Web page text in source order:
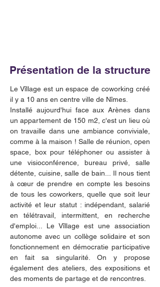
Présentation de la structure
Le Vîllage est un espace de coworking créé
il y a 10 ans en centre ville de Nîmes.
Installé aujourd'hui face aux Arènes dans
un appartement de 150 m2, c'est un lieu où
on travaille dans une ambiance conviviale,
comme à la maison ! Salle de réunion, open
space, box pour téléphoner ou assister à
une visioconférence, bureau privé, salle
détente, cuisine, salle de bain... Il nous tient
à cœur de prendre en compte les besoins
de tous les coworkers, quelle que soit leur
activité et leur statut : indépendant, salarié
en télétravail, intermittent, en recherche
d'emploi... Le Vîllage est une association
autonome avec un collège solidaire et son
fonctionnement en démocratie participative
en fait sa singularité. On y propose
également des ateliers, des expositions et
des moments de partage et de rencontres.